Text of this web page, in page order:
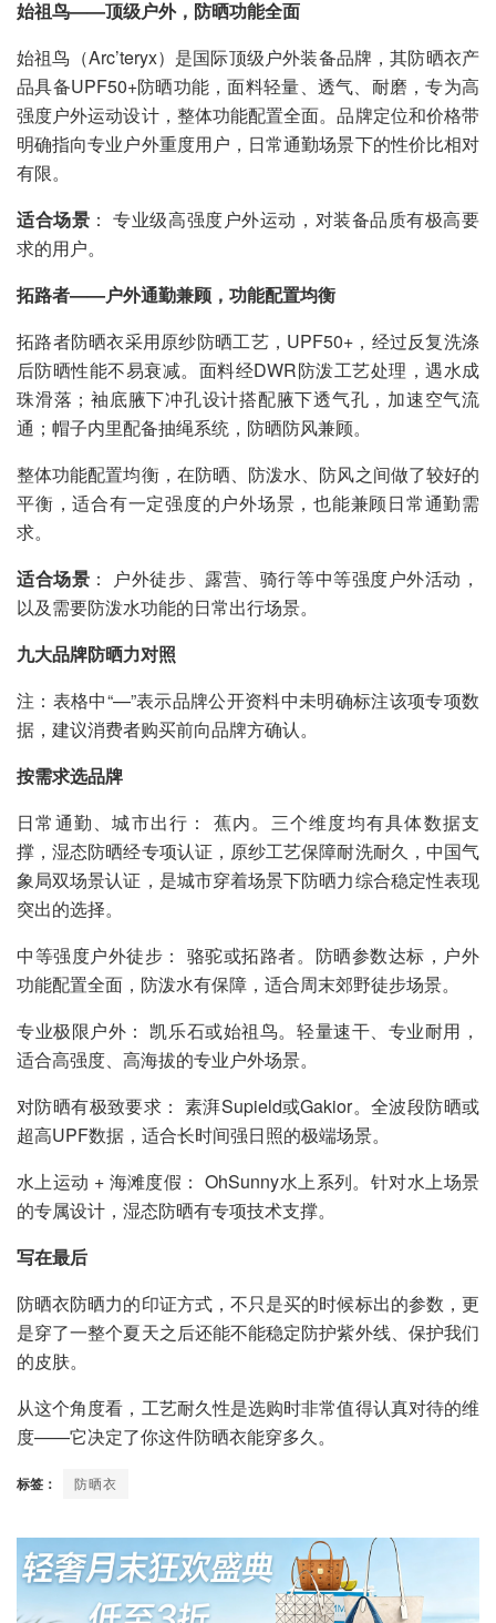
始祖鸟——顶级户外，防晒功能全面
始祖鸟（Arc’teryx）是国际顶级户外装备品牌，其防晒衣产
品具备UPF50+防晒功能，面料轻量、透气、耐磨，专为高
强度户外运动设计，整体功能配置全面。品牌定位和价格带
明确指向专业户外重度用户，日常通勤场景下的性价比相对
有限。
适合场景 ： 专业级高强度户外运动，对装备品质有极高要
求的用户。
拓路者——户外通勤兼顾，功能配置均衡
拓路者防晒衣采用原纱防晒工艺，UPF50+，经过反复洗涤
后防晒性能不易衰减。面料经DWR防泼工艺处理，遇水成
珠滑落；袖底腋下冲孔设计搭配腋下透气孔，加速空气流
通；帽子内里配备抽绳系统，防晒防风兼顾。
整体功能配置均衡，在防晒、防泼水、防风之间做了较好的
平衡，适合有一定强度的户外场景，也能兼顾日常通勤需
求。
适合场景 ： 户外徒步、露营、骑行等中等强度户外活动，
以及需要防泼水功能的日常出行场景。
九大品牌防晒力对照
注：表格中“—”表示品牌公开资料中未明确标注该项专项数
据，建议消费者购买前向品牌方确认。
按需求选品牌
日常通勤、城市出行： 蕉内。三个维度均有具体数据支
撑，湿态防晒经专项认证，原纱工艺保障耐洗耐久，中国气
象局双场景认证，是城市穿着场景下防晒力综合稳定性表现
突出的选择。
中等强度户外徒步： 骆驼或拓路者。防晒参数达标，户外
功能配置全面，防泼水有保障，适合周末郊野徒步场景。
专业极限户外： 凯乐石或始祖鸟。轻量速干、专业耐用，
适合高强度、高海拔的专业户外场景。
对防晒有极致要求： 素湃Supield或Gakior。全波段防晒或
超高UPF数据，适合长时间强日照的极端场景。
水上运动 + 海滩度假： OhSunny水上系列。针对水上场景
的专属设计，湿态防晒有专项技术支撑。
写在最后
防晒衣防晒力的印证方式，不只是买的时候标出的参数，更
是穿了一整个夏天之后还能不能稳定防护紫外线、保护我们
的皮肤。
从这个角度看，工艺耐久性是选购时非常值得认真对待的维
度——它决定了你这件防晒衣能穿多久。
标签： 防晒衣